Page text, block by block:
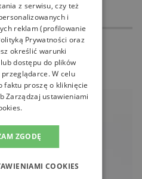
z serwisu, czy też
i
reklam (profilowanie
Prywatności oraz
określić warunki
dostępu do plików
W celu
faktu proszę o kliknięcie
Zarządzaj ustawieniami
ZGODĘ
COOKIES